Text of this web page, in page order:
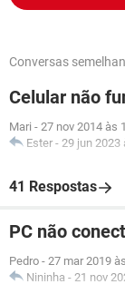
Conversas
Celular não
Mari - 27 nov 2014 às
Ester - 29 jun 2023
41 Respostas
PC não
Pedro - 27 mar 2019
Nininha - 21 nov